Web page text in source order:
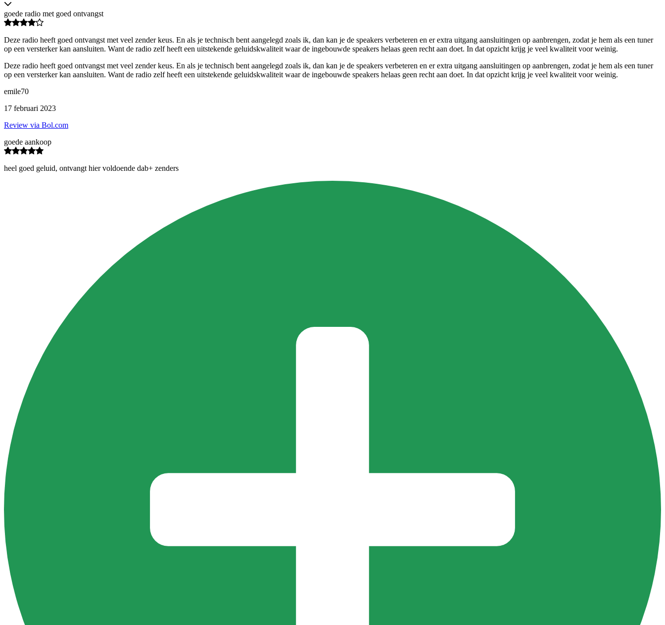
goede radio met goed ontvangst
Deze radio heeft goed ontvangst met veel zender keus. En als je technisch bent aangelegd zoals ik, dan kan je de speakers verbeteren en er extra uitgang aansluitingen op aanbrengen, zodat je hem als een tuner
op een versterker kan aansluiten. Want de radio zelf heeft een uitstekende geluidskwaliteit waar de ingebouwde speakers helaas geen recht aan doet. In dat opzicht krijg je veel kwaliteit voor weinig.
Deze radio heeft goed ontvangst met veel zender keus. En als je technisch bent aangelegd zoals ik, dan kan je de speakers verbeteren en er extra uitgang aansluitingen op aanbrengen, zodat je hem als een tuner
op een versterker kan aansluiten. Want de radio zelf heeft een uitstekende geluidskwaliteit waar de ingebouwde speakers helaas geen recht aan doet. In dat opzicht krijg je veel kwaliteit voor weinig.
emile70
17 februari 2023
Review via Bol.com
goede aankoop
heel goed geluid, ontvangt hier voldoende dab+ zenders